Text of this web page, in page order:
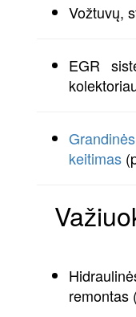
Vožtuvų,
EGR
Grandinės
keitimas
remontas